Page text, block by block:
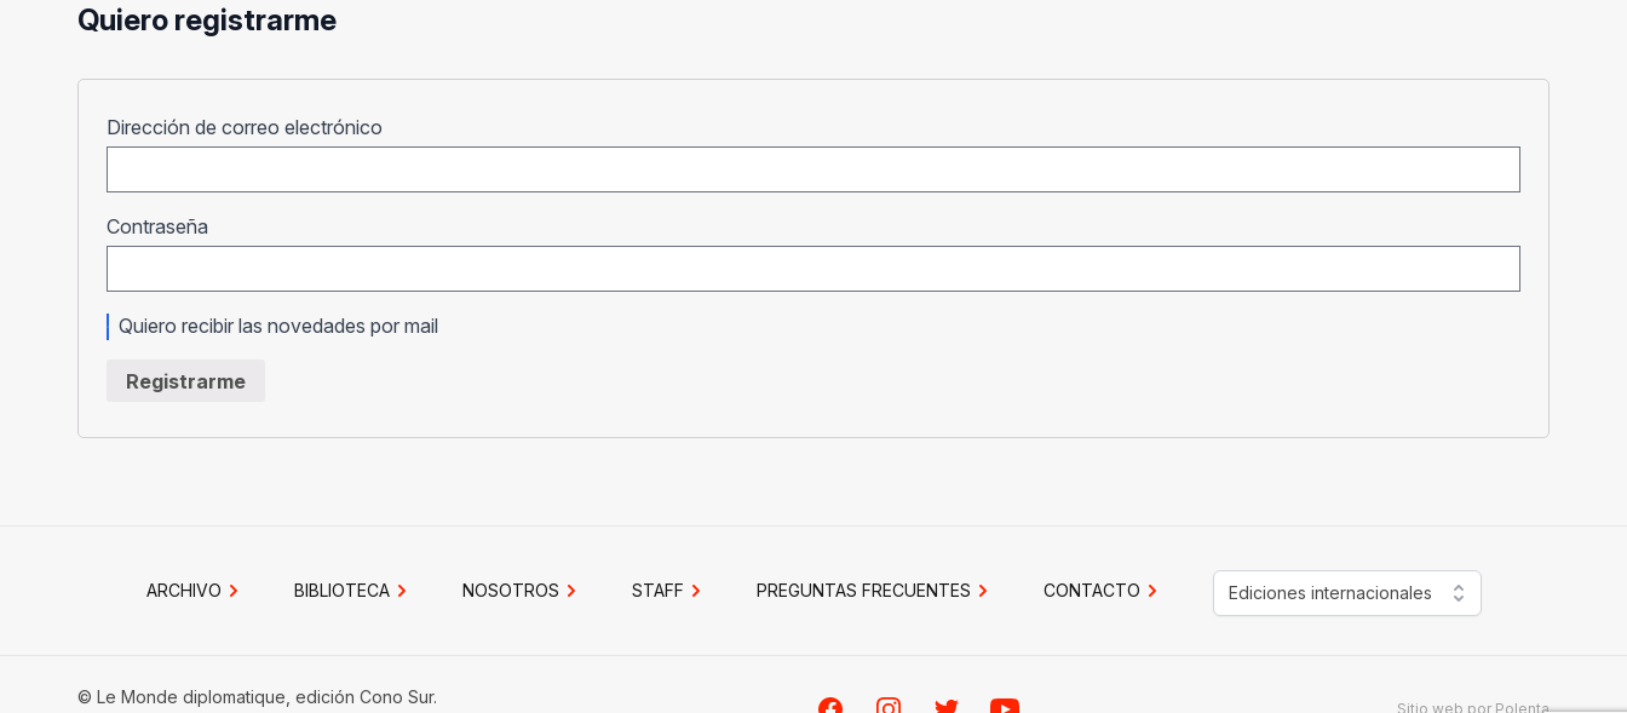
Quiero registrarme
Dirección de correo electrónico
Contraseña
Quiero recibir las novedades por mail
Registrarme
ARCHIVO BIBLIOTECA NOSOTROS STAFF PREGUNTAS FRECUENTES CONTACTO Ediciones internacionales
© Le Monde diplomatique, edición Cono Sur.
Sitio web por Polenta